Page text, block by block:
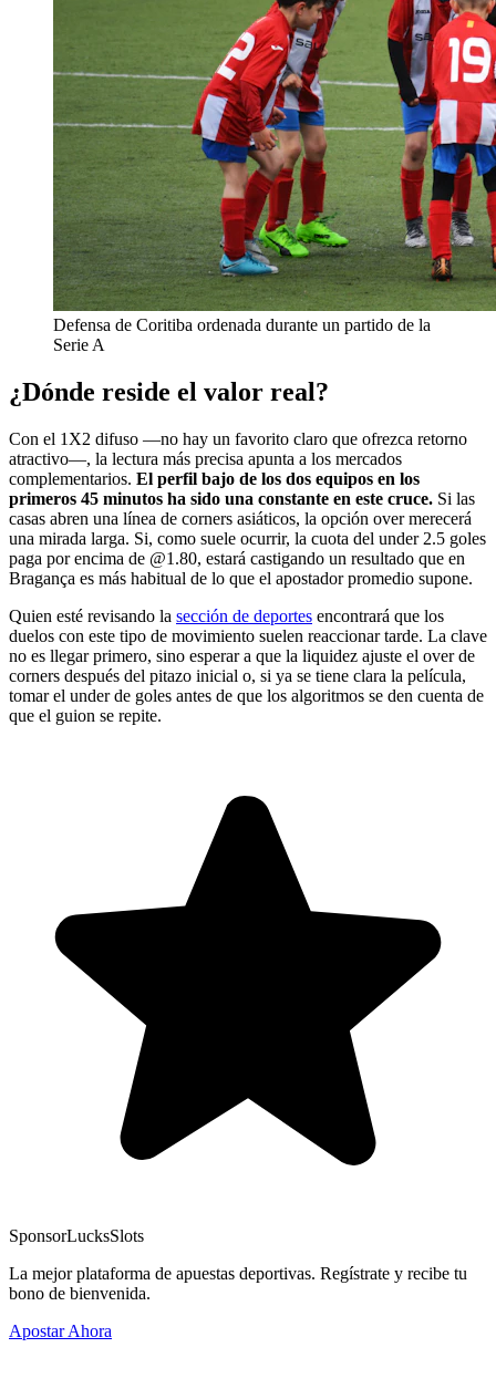
Defensa de Coritiba ordenada durante un partido de la
Serie A
¿Dónde reside el valor real?
Con el 1X2 difuso —no hay un favorito claro que ofrezca retorno
atractivo—, la lectura más precisa apunta a los mercados
complementarios. El perfil bajo de los dos equipos en los
primeros 45 minutos ha sido una constante en este cruce. Si las
casas abren una línea de corners asiáticos, la opción over merecerá
una mirada larga. Si, como suele ocurrir, la cuota del under 2.5 goles
paga por encima de @1.80, estará castigando un resultado que en
Bragança es más habitual de lo que el apostador promedio supone.
Quien esté revisando la sección de deportes encontrará que los
duelos con este tipo de movimiento suelen reaccionar tarde. La clave
no es llegar primero, sino esperar a que la liquidez ajuste el over de
corners después del pitazo inicial o, si ya se tiene clara la película,
tomar el under de goles antes de que los algoritmos se den cuenta de
que el guion se repite.
SponsorLucksSlots
La mejor plataforma de apuestas deportivas. Regístrate y recibe tu
bono de bienvenida.
Apostar Ahora